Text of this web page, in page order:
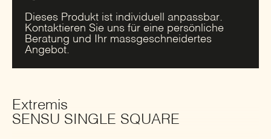
Dieses Produkt ist individuell anpassbar.
Kontaktieren Sie uns für eine persönliche
Beratung und Ihr massgeschneidertes
Angebot.
Extremis
SENSU SINGLE SQUARE